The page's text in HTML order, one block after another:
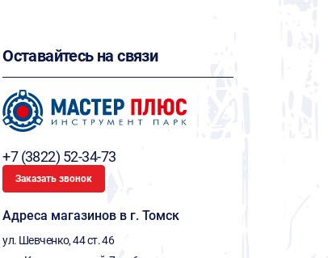
Оставайтесь на связи
+7 (3822) 52-34-73
Заказать звонок
Адреса магазинов в г. Томск
ул. Шевченко, 44 ст. 46